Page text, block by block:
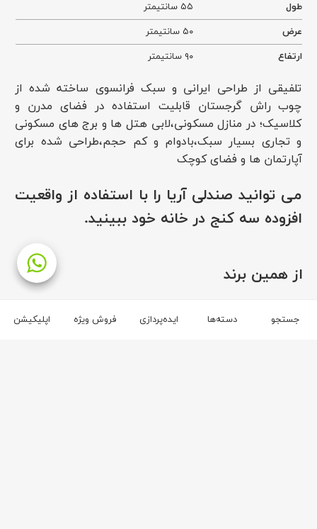
طول
۵۵ سانتیمتر
عرض
۵۰ سانتیمتر
ارتفاع
۹۰ سانتیمتر
تلفیقی از طراحی ایرانی و سبک فرانسوی ساخته شده از
چوب راش گرجستان قابلیت استفاده در فضای مدرن و
کلاسیک؛ در منازل مسکونی،لابی هتل ها و برج های مسکونی
و تجاری بسیار سبک،بادوام و کم حجم،طراحی شده برای
آپارتمان ها و فضای کوچک
می توانید صندلی آریا را با استفاده از واقعیت
افزوده سه کنج در خانه خود ببینید.
از همین برند
جستجو دسته‌ها ایده‌پردازی فروش ویژه اپلیکیشن